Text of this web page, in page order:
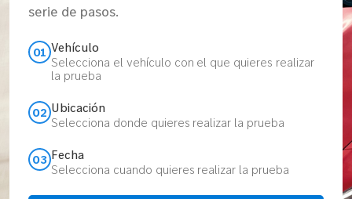
serie de pasos.
01 Vehículo
Selecciona el vehículo con el que quieres realizar
la prueba
02 Ubicación
Selecciona donde quieres realizar la prueba
03 Fecha
Selecciona cuando quieres realizar la prueba